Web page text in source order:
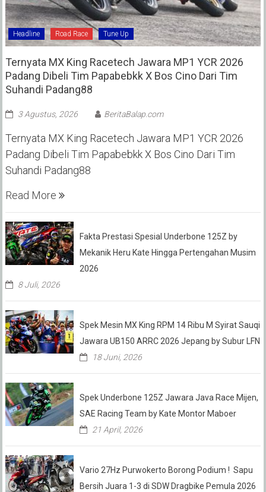
Headline Road Race Tune Up
Ternyata MX King Racetech Jawara MP1 YCR 2026
Padang Dibeli Tim Papabebkk X Bos Cino Dari Tim
Suhandi Padang88
3 Agustus, 2026 BeritaBalap.com
Ternyata MX King Racetech Jawara MP1 YCR 2026
Padang Dibeli Tim Papabebkk X Bos Cino Dari Tim
Suhandi Padang88
Read More
Fakta Prestasi Spesial Underbone 125Z by
Mekanik Heru Kate Hingga Pertengahan Musim
2026
8 Juli, 2026
Spek Mesin MX King RPM 14 Ribu M Syirat Sauqi
Jawara UB150 ARRC 2026 Jepang by Subur LFN
18 Juni, 2026
Spek Underbone 125Z Jawara Java Race Mijen,
SAE Racing Team by Kate Montor Maboer
21 April, 2026
Vario 27Hz Purwokerto Borong Podium ! Sapu
Bersih Juara 1-3 di SDW Dragbike Pemula 2026